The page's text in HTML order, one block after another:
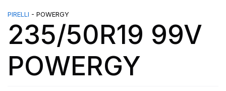
PIRELLI - POWERGY
235/50R19 99V
POWERGY